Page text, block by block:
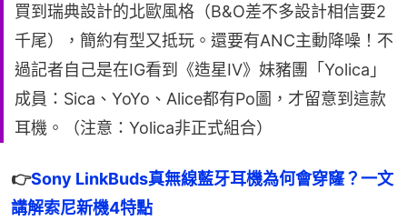
買到瑞典設計的北歐風格（B&O差不多設計相信要2
千尾），簡約有型又抵玩。還要有ANC主動降噪！不
過記者自己是在IG看到《造星IV》妹豬團「Yolica」
成員：Sica、YoYo、Alice都有Po圖，才留意到這款
耳機。（注意：Yolica非正式組合）
👉Sony LinkBuds真無線藍牙耳機為何會穿窿？一文
講解索尼新機4特點